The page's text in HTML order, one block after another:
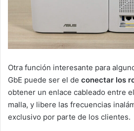
Otra función interesante para
GbE puede ser el de conectar los
obtener un enlace cableado entre
malla, y libere las frecuencias
exclusivo por parte de los clientes.